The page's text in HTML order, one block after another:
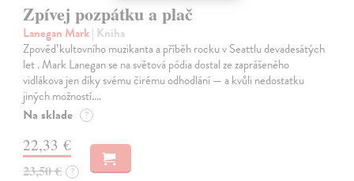
Zpívej pozpátku a plač
Lanegan Mark| Kniha
Zpověď kultovního muzikanta a příběh rocku v Seattlu devadesátých
let . Mark Lanegan se na světová pódia dostal ze zaprášeného
vidlákova jen díky svému čirému odhodlání — a kvůli nedostatku
jiných možností.…
Na sklade ?
22,33 €
23,50 € ?